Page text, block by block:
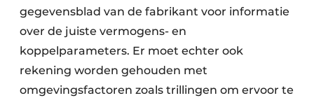
gegevensblad van de fabrikant voor informatie
over de juiste vermogens- en
koppelparameters. Er moet echter ook
rekening worden gehouden met
omgevingsfactoren zoals trillingen om ervoor te